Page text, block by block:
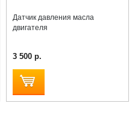
Датчик давления масла
двигателя
3 500 р.